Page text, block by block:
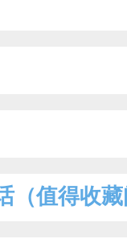
（值得收